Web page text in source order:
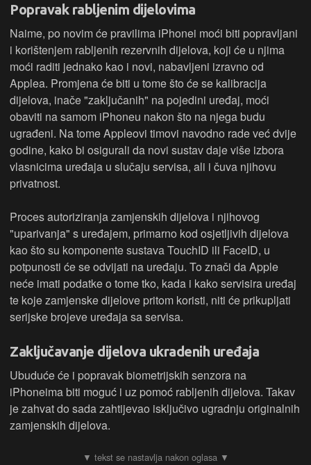
Popravak rabljenim dijelovima
Naime, po novim će pravilima iPhonei moći biti popravljani
i korištenjem rabljenih rezervnih dijelova, koji će u njima
moći raditi jednako kao i novi, nabavljeni izravno od
Applea. Promjena će biti u tome što će se kalibracija
dijelova, inače "zaključanih" na pojedini uređaj, moći
obaviti na samom iPhoneu nakon što na njega budu
ugrađeni. Na tome Appleovi timovi navodno rade već dvije
godine, kako bi osigurali da novi sustav daje više izbora
vlasnicima uređaja u slučaju servisa, ali i čuva njihovu
privatnost.
Proces autoriziranja zamjenskih dijelova i njihovog
"uparivanja" s uređajem, primarno kod osjetljivih dijelova
kao što su komponente sustava TouchID ili FaceID, u
potpunosti će se odvijati na uređaju. To znači da Apple
neće imati podatke o tome tko, kada i kako servisira uređaj
te koje zamjenske dijelove pritom koristi, niti će prikupljati
serijske brojeve uređaja sa servisa.
Zaključavanje dijelova ukradenih uređaja
Ubuduće će i popravak biometrijskih senzora na
iPhoneima biti moguć i uz pomoć rabljenih dijelova. Takav
je zahvat do sada zahtijevao isključivo ugradnju originalnih
zamjenskih dijelova.